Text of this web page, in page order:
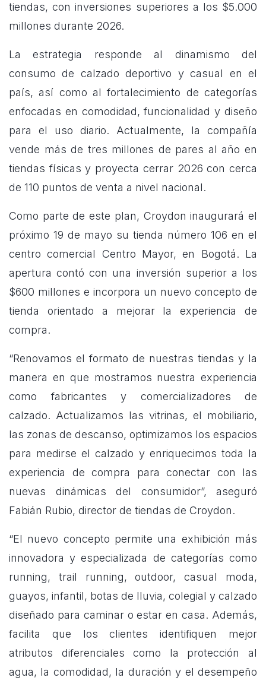
tiendas, con inversiones superiores a los $5.000
millones durante 2026.
La estrategia responde al dinamismo del
consumo de calzado deportivo y casual en el
país, así como al fortalecimiento de categorías
enfocadas en comodidad, funcionalidad y diseño
para el uso diario. Actualmente, la compañía
vende más de tres millones de pares al año en
tiendas físicas y proyecta cerrar 2026 con cerca
de 110 puntos de venta a nivel nacional.
Como parte de este plan, Croydon inaugurará el
próximo 19 de mayo su tienda número 106 en el
centro comercial Centro Mayor, en Bogotá. La
apertura contó con una inversión superior a los
$600 millones e incorpora un nuevo concepto de
tienda orientado a mejorar la experiencia de
compra.
“Renovamos el formato de nuestras tiendas y la
manera en que mostramos nuestra experiencia
como fabricantes y comercializadores de
calzado. Actualizamos las vitrinas, el mobiliario,
las zonas de descanso, optimizamos los espacios
para medirse el calzado y enriquecimos toda la
experiencia de compra para conectar con las
nuevas dinámicas del consumidor”, aseguró
Fabián Rubio, director de tiendas de Croydon.
“El nuevo concepto permite una exhibición más
innovadora y especializada de categorías como
running, trail running, outdoor, casual moda,
guayos, infantil, botas de lluvia, colegial y calzado
diseñado para caminar o estar en casa. Además,
facilita que los clientes identifiquen mejor
atributos diferenciales como la protección al
agua, la comodidad, la duración y el desempeño